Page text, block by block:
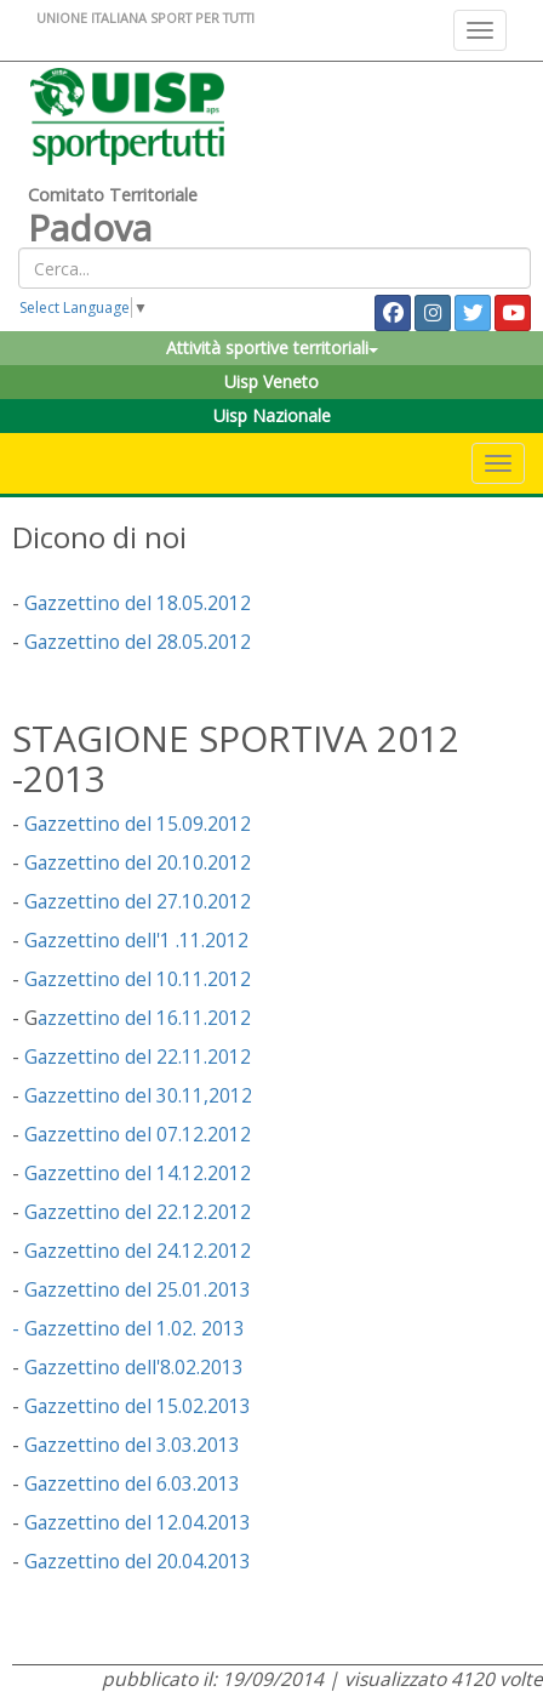
Toggle
UNIONE ITALIANA SPORT PER TUTTI
Comitato Territoriale
Padova
Select Language ▼
Attività sportive territoriali
Uisp Veneto
Uisp Nazionale
Dicono di noi
- Gazzettino del 18.05.2012
- Gazzettino del 28.05.2012
STAGIONE SPORTIVA 2012
-2013
- Gazzettino del 15.09.2012
- Gazzettino del 20.10.2012
- Gazzettino del 27.10.2012
- Gazzettino dell'1 .11.2012
- Gazzettino del 10.11.2012
- Gazzettino del 16.11.2012
- Gazzettino del 22.11.2012
- Gazzettino del 30.11,2012
- Gazzettino del 07.12.2012
- Gazzettino del 14.12.2012
- Gazzettino del 22.12.2012
- Gazzettino del 24.12.2012
- Gazzettino del 25.01.2013
- Gazzettino del 1.02. 2013
- Gazzettino dell'8.02.2013
- Gazzettino del 15.02.2013
- Gazzettino del 3.03.2013
- Gazzettino del 6.03.2013
- Gazzettino del 12.04.2013
- Gazzettino del 20.04.2013
pubblicato il: 19/09/2014 | visualizzato 4120 volte